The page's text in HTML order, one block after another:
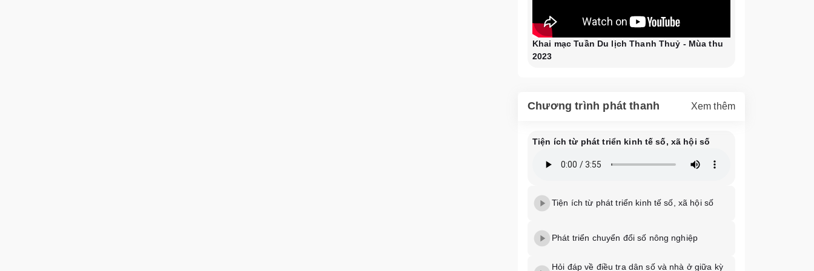
Khai mạc Tuần Du lịch Thanh Thuỷ - Mùa thu
2023
Chương trình phát thanh Xem thêm
Tiện ích từ phát triển kinh tế số, xã hội số
Tiện ích từ phát triển kinh tế số, xã hội số
Phát triển chuyển đổi số nông nghiệp
Hỏi đáp về điều tra dân số và nhà ở giữa kỳ